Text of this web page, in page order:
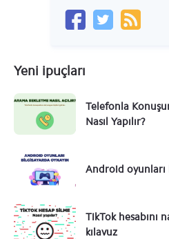
Yeni ipuçları
Telefonla
Nasıl Yapılır?
Android oyunları
TikTok hesabını
kılavuz